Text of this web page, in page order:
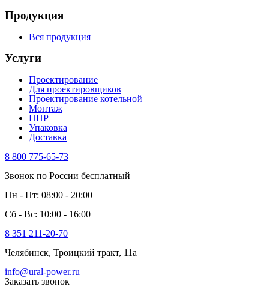
Продукция
Вся продукция
Услуги
Проектирование
Для проектировщиков
Проектирование котельной
Монтаж
ПНР
Упаковка
Доставка
8 800 775-65-73
Звонок по России бесплатный
Пн - Пт: 08:00 - 20:00
Сб - Вс: 10:00 - 16:00
8 351 211-20-70
Челябинск, Троицкий тракт, 11а
info@ural-power.ru
Заказать звонок